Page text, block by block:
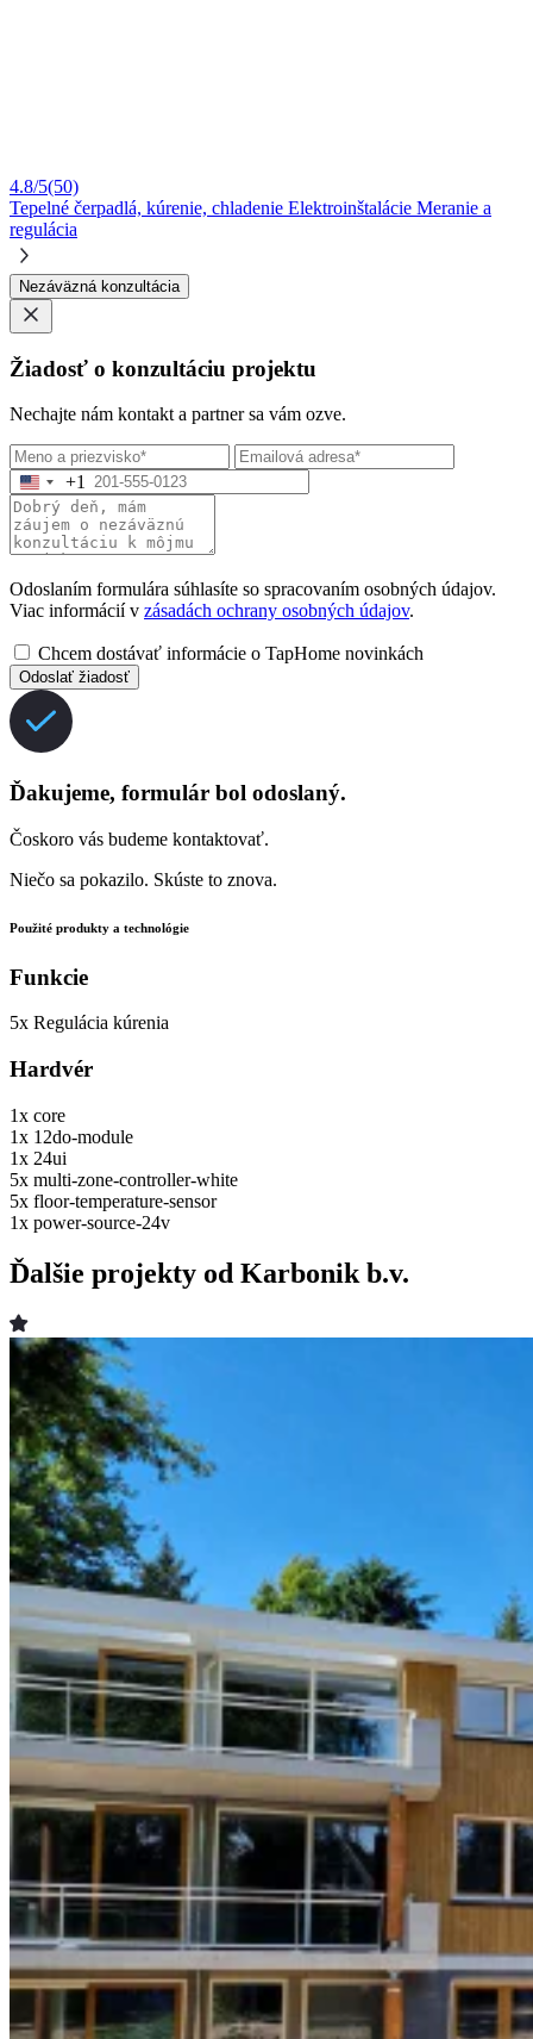
4.8/5(50)
Tepelné čerpadlá, kúrenie, chladenie Elektroinštalácie Meranie a
regulácia
Nezáväzná konzultácia
Žiadosť o konzultáciu projektu
Nechajte nám kontakt a partner sa vám ozve.
+1
Odoslaním formulára súhlasíte so spracovaním osobných údajov.
Viac informácií v zásadách ochrany osobných údajov.
Chcem dostávať informácie o TapHome novinkách
Odoslať žiadosť
Ďakujeme, formulár bol odoslaný.
Čoskoro vás budeme kontaktovať.
Niečo sa pokazilo. Skúste to znova.
Použité produkty a technológie
Funkcie
5x Regulácia kúrenia
Hardvér
1x core
1x 12do-module
1x 24ui
5x multi-zone-controller-white
5x floor-temperature-sensor
1x power-source-24v
Ďalšie projekty od Karbonik b.v.